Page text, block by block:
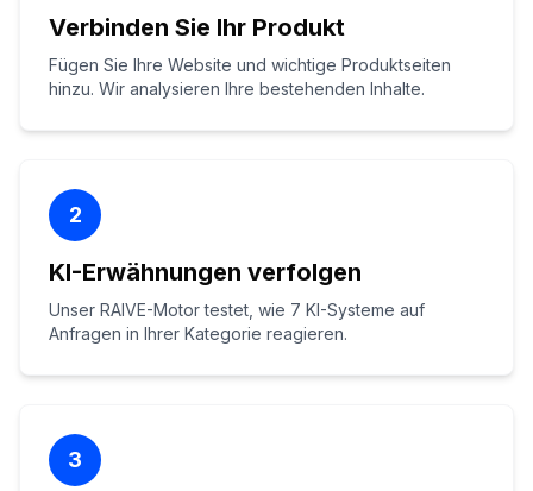
Verbinden Sie Ihr Produkt
Fügen Sie Ihre Website und wichtige Produktseiten
hinzu. Wir analysieren Ihre bestehenden Inhalte.
2
KI-Erwähnungen verfolgen
Unser RAIVE-Motor testet, wie 7 KI-Systeme auf
Anfragen in Ihrer Kategorie reagieren.
3